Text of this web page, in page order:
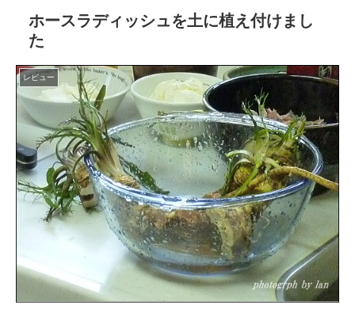
ホースラディッシュを土に植え付けまし
た
レビュー